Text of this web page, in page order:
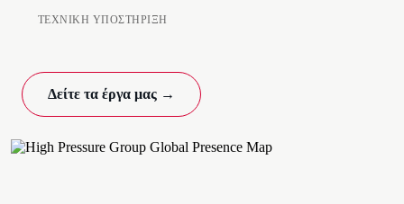
ΤΕΧΝΙΚΉ ΥΠΟΣΤΉΡΙΞΗ
Δείτε τα έργα μας →